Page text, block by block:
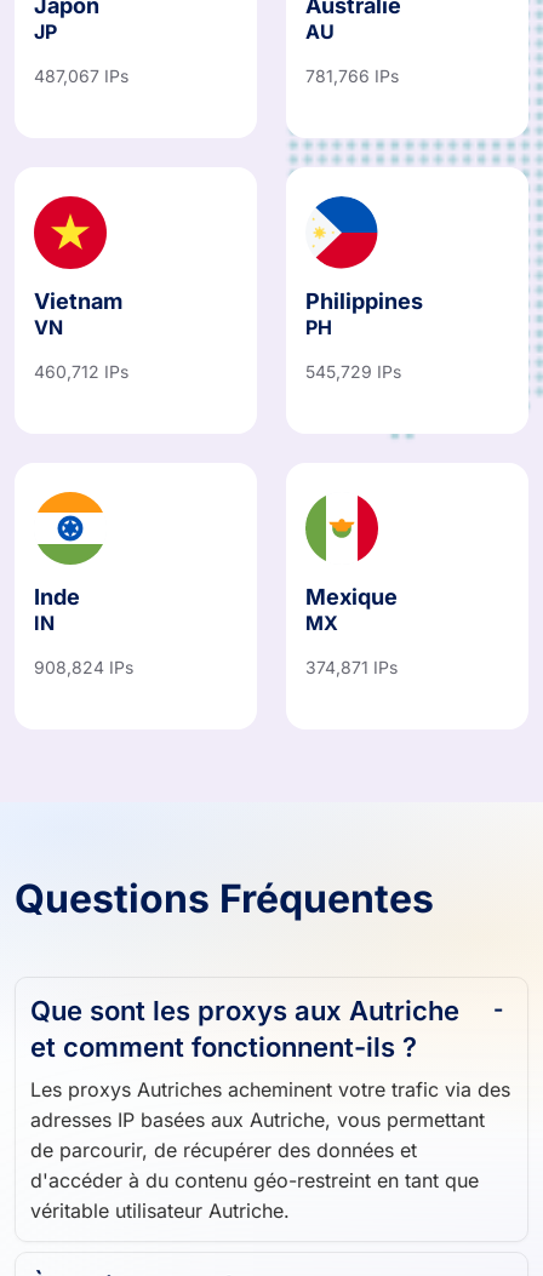
Japon
JP
487,067 IPs
Australie
AU
781,766 IPs
Vietnam
VN
460,712 IPs
Philippines
PH
545,729 IPs
Inde
IN
908,824 IPs
Mexique
MX
374,871 IPs
Questions Fréquentes
Que sont les proxys aux Autriche
et comment fonctionnent-ils ?
Les proxys Autriches acheminent votre trafic via des
adresses IP basées aux Autriche, vous permettant
de parcourir, de récupérer des données et
d'accéder à du contenu géo-restreint en tant que
véritable utilisateur Autriche.